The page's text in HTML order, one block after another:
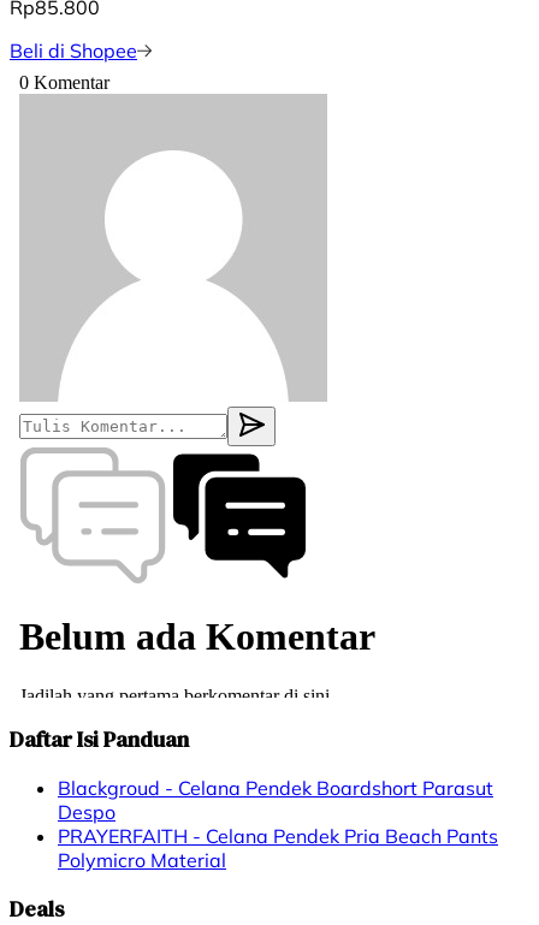
Rp85.800
Beli di Shopee
Daftar Isi Panduan
Blackgroud - Celana Pendek Boardshort Parasut
Despo
PRAYERFAITH - Celana Pendek Pria Beach Pants
Polymicro Material
Deals